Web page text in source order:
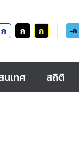
ก ก ก -ก
นเทศ สถิติ